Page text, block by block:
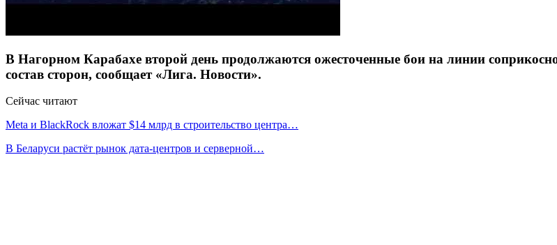
В Нагорном Карабахе второй день продолжаются ожесточенные бои на линии
состав сторон, сообщает «Лига. Новости».
Сейчас читают
Meta и BlackRock вложат $14 млрд в строительство центра…
В Беларуси растёт рынок дата-центров и серверной…